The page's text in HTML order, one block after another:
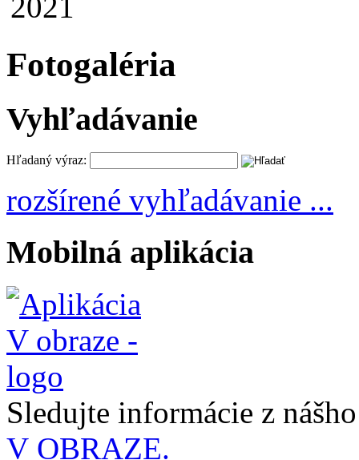
Fotogaléria
Vyhľadávanie
Hľadaný výraz:
rozšírené vyhľadávanie ...
Mobilná aplikácia
Sledujte informácie z
V OBRAZE.